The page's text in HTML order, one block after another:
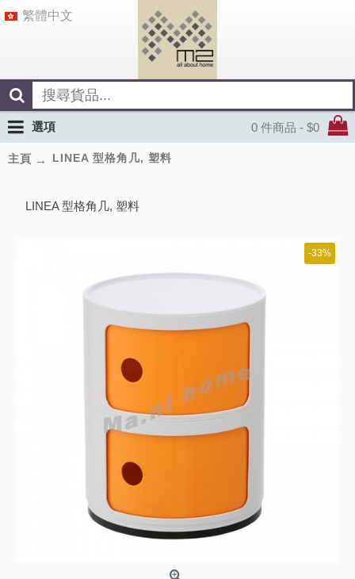
繁體中文
0 件商品 - $0
選項
主頁 LINEA 型格角几, 塑料
LINEA 型格角几, 塑料
-33%